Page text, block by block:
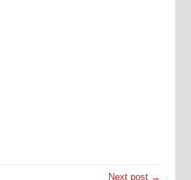
Next post →